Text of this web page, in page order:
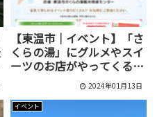
【東温市｜イベント】「さ
くらの湯」にグルメやスイ
ーツのお店がやってくる！
「第4回 ほっちょ市」が1
月21日に開催されます
2024年01月13日
イベント